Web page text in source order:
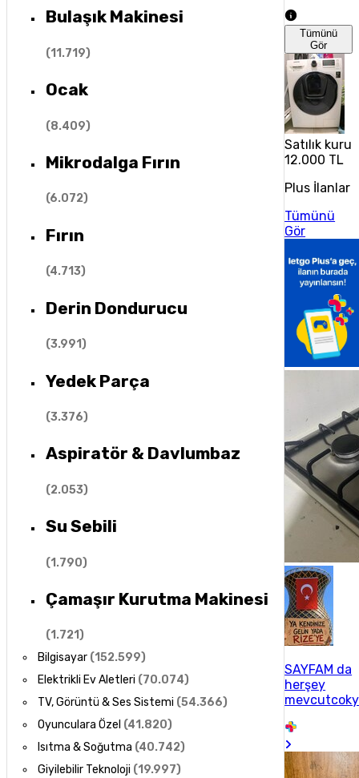
Bulaşık Makinesi
(11.719)
Ocak
(8.409)
Mikrodalga Fırın
(6.072)
Fırın
(4.713)
Derin Dondurucu
(3.991)
Yedek Parça
(3.376)
Aspiratör & Davlumbaz
(2.053)
Su Sebili
(1.790)
Çamaşır Kurutma Makinesi
(1.721)
Bilgisayar (152.599)
Elektrikli Ev Aletleri (70.074)
TV, Görüntü & Ses Sistemi (54.366)
Oyunculara Özel (41.820)
Isıtma & Soğutma (40.742)
Giyilebilir Teknoloji (19.997)
Tümünü
Gör
Satılık
12.000 TL
Plus İlanlar
Tümünü
Gör
SAYFAM da
herşey